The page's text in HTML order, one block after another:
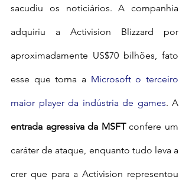
sacudiu os noticiários. A companhia
adquiriu a Activision Blizzard por
aproximadamente US$70 bilhões, fato
esse que torna a Microsoft o terceiro
maior player da indústria de games
entrada agressiva da MSFT confere um
caráter de ataque, enquanto tudo leva a
crer que para a Activision representou